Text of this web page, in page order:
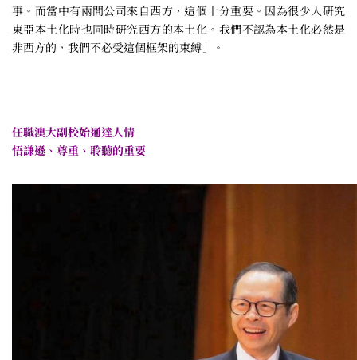
事。而當中有兩間公司來自西方，這個十分重要。因為很少人研究
東亞本土化時也同時研究西方的本土化。我們不認為本土化必然是
非西方的，我們不必受這個框架的束縛」。
任職澳大副校始通達人情
悟謙遜、尊重、聆聽的重要